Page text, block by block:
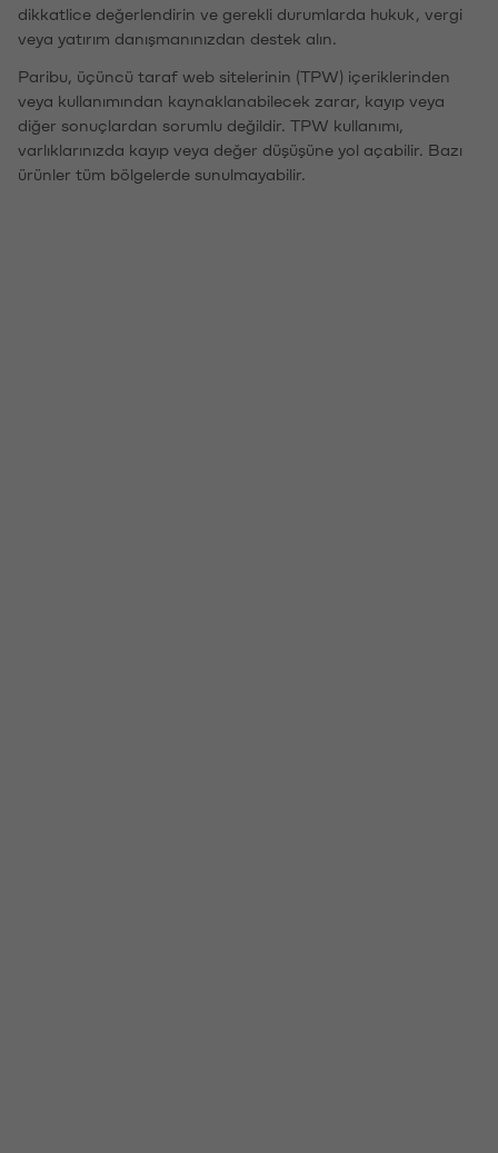
dikkatlice değerlendirin ve gerekli durumlarda hukuk, vergi
veya yatırım danışmanınızdan destek alın.
Paribu, üçüncü taraf web sitelerinin (TPW) içeriklerinden
veya kullanımından kaynaklanabilecek zarar, kayıp veya
diğer sonuçlardan sorumlu değildir. TPW kullanımı,
varlıklarınızda kayıp veya değer düşüşüne yol açabilir. Bazı
ürünler tüm bölgelerde sunulmayabilir.